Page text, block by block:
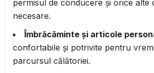
permisul de conducere și orice alte
necesare.
Îmbrăcăminte și articole
confortabile și potrivite pentru
parcursul călătoriei.